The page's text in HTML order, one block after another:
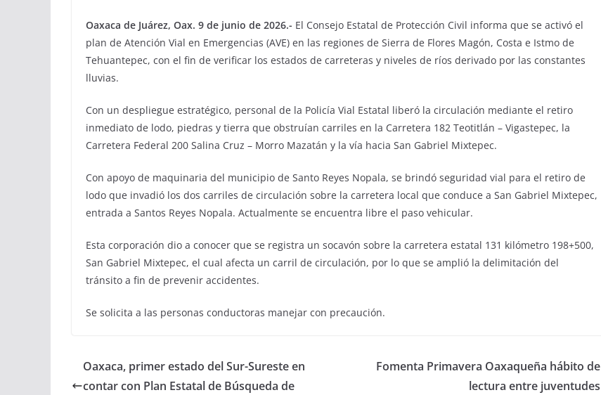
Oaxaca de Juárez, Oax. 9 de junio de 2026.- El Consejo Estatal de Protección Civil informa que se activó el
plan de Atención Vial en Emergencias (AVE) en las regiones de Sierra de Flores Magón, Costa e Istmo de
Tehuantepec, con el fin de verificar los estados de carreteras y niveles de ríos derivado por las constantes
lluvias.
Con un despliegue estratégico, personal de la Policía Vial Estatal liberó la circulación mediante el retiro
inmediato de lodo, piedras y tierra que obstruían carriles en la Carretera 182 Teotitlán – Vigastepec, la
Carretera Federal 200 Salina Cruz – Morro Mazatán y la vía hacia San Gabriel Mixtepec.
Con apoyo de maquinaria del municipio de Santo Reyes Nopala, se brindó seguridad vial para el retiro de
lodo que invadió los dos carriles de circulación sobre la carretera local que conduce a San Gabriel Mixtepec,
entrada a Santos Reyes Nopala. Actualmente se encuentra libre el paso vehicular.
Esta corporación dio a conocer que se registra un socavón sobre la carretera estatal 131 kilómetro 198+500,
San Gabriel Mixtepec, el cual afecta un carril de circulación, por lo que se amplió la delimitación del
tránsito a fin de prevenir accidentes.
Se solicita a las personas conductoras manejar con precaución.
Oaxaca, primer estado del Sur-Sureste en
contar con Plan Estatal de Búsqueda de
Fomenta Primavera Oaxaqueña hábito de
lectura entre juventudes